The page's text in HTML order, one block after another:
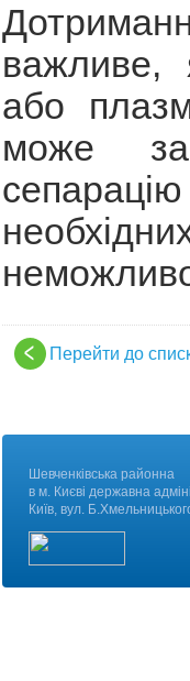
важливе,
або
може
Перейти до
Шевченківська районна
в м. Києві
Київ, вул.